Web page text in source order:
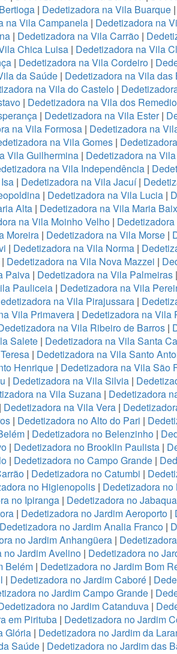
| Dedetizadora na Vila Buarque|
na Vila Campanela | Dedetizadora na
| Dedetizadora na Vila Carrão|
Chica Luisa | Dedetizadora na Vila
| Dedetizadora na Vila Cordeiro|
da Saúde| Dedetizadora na Vila das
na Vila do Castelo |
| Dedetizadora na Vila dos
| Dedetizadora na Vila Ester|
na Vila Formosa | Dedetizadora na
na Vila Gomes |
Vila Guilhermina| Dedetizadora na
na Vila Independência |
| Dedetizadora na Vila Jacuí|
| Dedetizadora na Vila Lucia|
Alta| Dedetizadora na Vila Maria
na Vila Moinho Velho|
Moreira| Dedetizadora na Vila Morse|
| Dedetizadora na Vila Norma|
| Dedetizadora na Vila Nova Mazzei |
Paiva | Dedetizadora na Vila Palmeiras |
Pauliceia | Dedetizadora na Vila
na Vila Pirajussara|
Vila Primavera| Dedetizadora na Vila
na Vila Ribeiro de Barros |
Salete | Dedetizadora na Vila Santa
| Dedetizadora na Vila Santo
Henrique | Dedetizadora na Vila São
| Dedetizadora na Vila Silvia |
na Vila Suzana | Dedetizadora
Dedetizadora na Vila Vera|
| Dedetizadora no Alto do Pari |
| Dedetizadora no Belenzinho|
| Dedetizadora no Brooklin Paulista|
| Dedetizadora no Campo Grande |
| Dedetizadora no Catumbi |
no Higienopolis| Dedetizadora no
no Ipiranga | Dedetizadora no
| Dedetizadora no Jardim Aeroporto |
Dedetizadora no Jardim Analia Franco |
no Jardim Anhangüera |
no Jardim Avelino| Dedetizadora no
Belém| Dedetizadora no Jardim Bom
| Dedetizadora no Jardim Caboré|
no Jardim Campo Grande |
no Jardim Catanduva|
em Pirituba| Dedetizadora no Jardim
Glória| Dedetizadora no Jardim da
Saúde | Dedetizadora no Jardim das